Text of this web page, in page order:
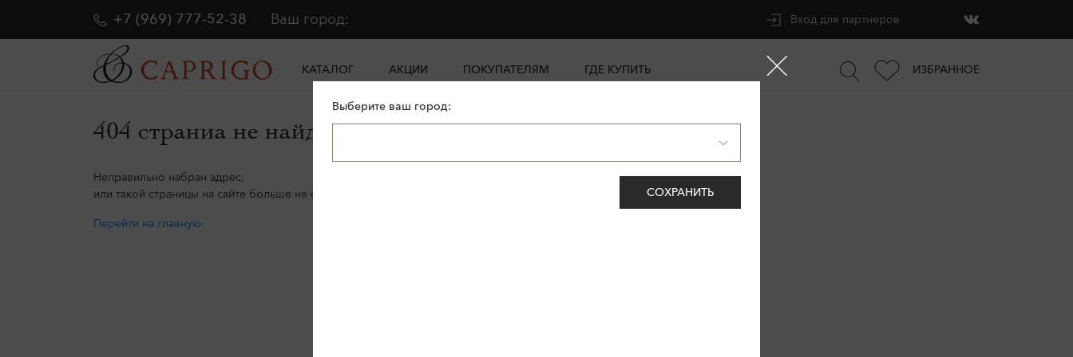
+7 (969) 777-52-38 Ваш город:
Выберите ваш город:
СОХРАНИТЬ
Вход для партнеров
КАТАЛОГ АКЦИИ ПОКУПАТЕЛЯМ ГДЕ КУПИТЬ ИЗБРАННОЕ
404 страниа не найдена
Неправильно набран адрес,
или такой страницы на сайте больше не существует.
Перейти на главную